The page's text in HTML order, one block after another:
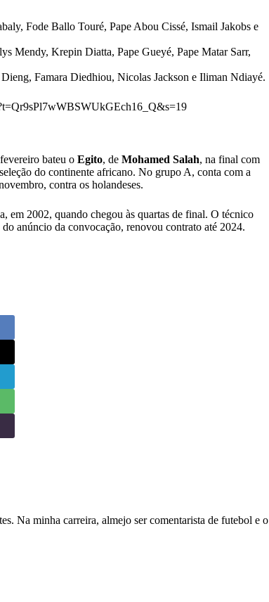
Fode Ballo Touré, Pape Abou Cissé, Ismail Jakobs e
Mendy, Krepin Diatta, Pape Gueyé, Pape Matar Sarr,
Famara Diedhiou, Nicolas Jackson e Iliman Ndiayé.
bateu o Egito, de Mohamed Salah, na final com
do continente africano. No grupo A, conta com a
contra os holandeses.
em 2002, quando chegou às quartas de final. O técnico
anúncio da convocação, renovou contrato até 2024.
Na minha carreira, almejo ser comentarista de futebol e o